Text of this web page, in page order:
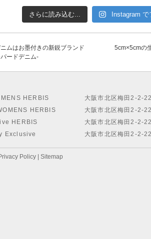
さらに読み込む... Instagram
ムはお墨付きの新鋭ブランド
ードデニム-
5cm×5cmの
HERBIS
HERBIS
HERBIS
Exclusive
大阪市北区梅田2-2-
大阪市北区梅田2-2-
大阪市北区梅田2-2-
大阪市北区梅田2-2-
Policy Sitemap